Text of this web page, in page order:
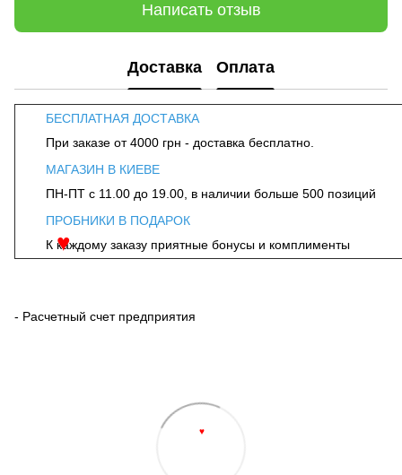
Написать отзыв
Доставка Оплата
БЕСПЛАТНАЯ ДОСТАВКА
При заказе от 4000 грн - доставка бесплатно.
МАГАЗИН В КИЕВЕ
ПН-ПТ с 11.00 до 19.00, в наличии больше 500 позиций
ПРОБНИКИ В ПОДАРОК
К каждому заказу приятные бонусы и комплименты
- Расчетный счет предприятия
♥